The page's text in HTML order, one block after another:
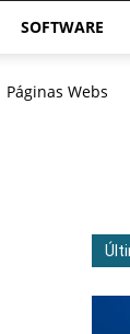
SOFTWARE